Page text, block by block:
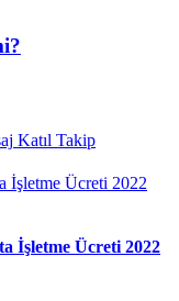
Katıl Takip
İşletme Ücreti 2022